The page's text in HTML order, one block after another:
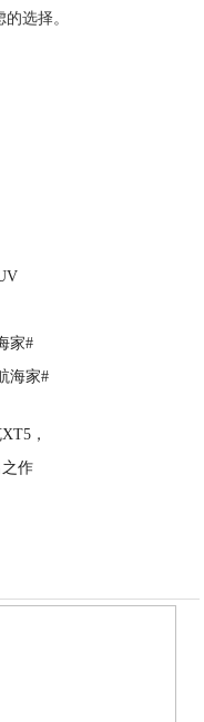
选择。
家#
海家#
，
作
2023-06-14